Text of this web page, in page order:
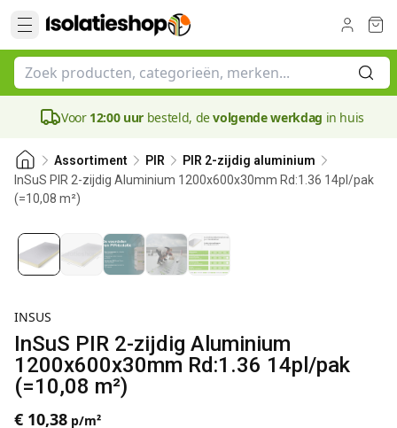
Voor 12:00 uur besteld, devolgende werkdag in huis
Assortiment PIR
PIR 2-zijdig aluminium
InSuS PIR 2-zijdig Aluminium 1200x600x30mm Rd:1.36 14pl/pak
(=10,08 m²)
INSUS
InSuS PIR 2-zijdig Aluminium
1200x600x30mm Rd:1.36 14pl/pak
(=10,08 m²)
€ 10,38 p/m²